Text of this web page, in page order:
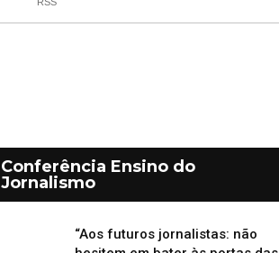
Conferência Ensino do
Jornalismo
“Aos futuros jornalistas: não